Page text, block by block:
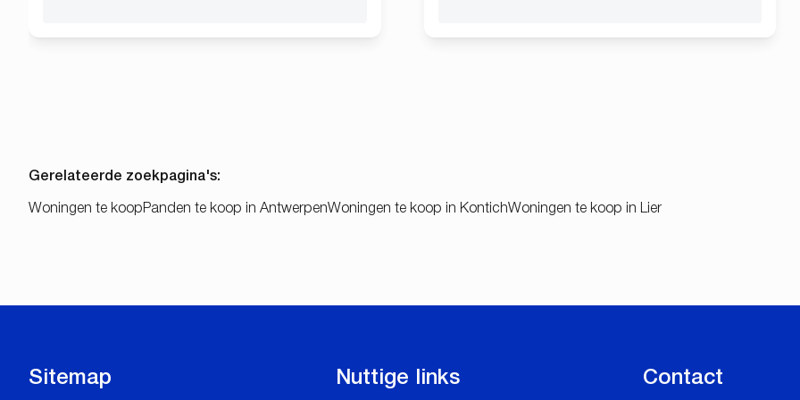
Gerelateerde zoekpagina's:
Woningen te koop Panden te koop in AntwerpenWoningen te koop in KontichWoningen te koop in Lier
Sitemap Nuttige links Contact